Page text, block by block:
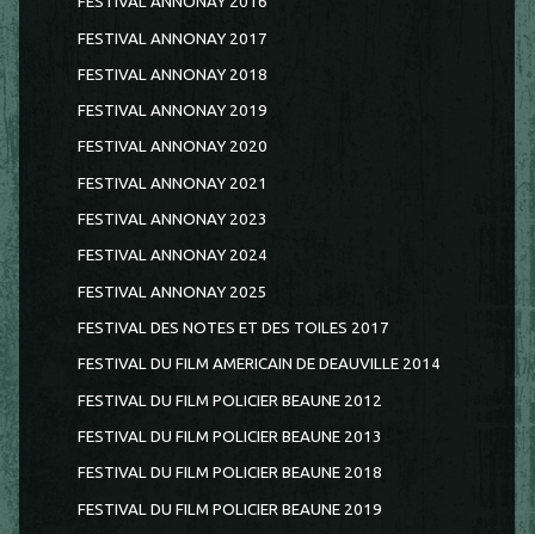
FESTIVAL ANNONAY 2017
FESTIVAL ANNONAY 2018
FESTIVAL ANNONAY 2019
FESTIVAL ANNONAY 2020
FESTIVAL ANNONAY 2021
FESTIVAL ANNONAY 2023
FESTIVAL ANNONAY 2024
FESTIVAL ANNONAY 2025
FESTIVAL DES NOTES ET DES TOILES 2017
FESTIVAL DU FILM AMERICAIN DE DEAUVILLE 2014
FESTIVAL DU FILM POLICIER BEAUNE 2012
FESTIVAL DU FILM POLICIER BEAUNE 2013
FESTIVAL DU FILM POLICIER BEAUNE 2018
FESTIVAL DU FILM POLICIER BEAUNE 2019